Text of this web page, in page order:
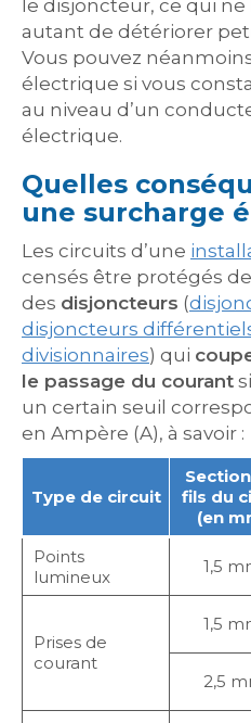
le disjoncteur, ce qui
autant de détériorer
Vous pouvez
électrique si vous
au niveau d’un
électrique.
Quelles
une surcharge
Les circuits d’une
censés être protégés
des disjoncteurs (
disjoncteurs
divisionnaires) qui
le passage du courant
un certain seuil
en Ampère (A), à savoir :
Type de circuit
fils du
(en
Points
lumineux
1,5
Prises de
courant
1,5
2,5